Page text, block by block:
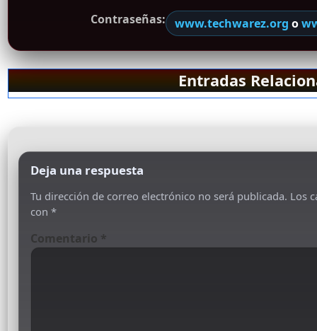
Contraseñas:
www.techwarez.org o
Entradas
Deja una respuesta
Tu dirección de correo electrónico no será publicada. Los
con *
Comentario *